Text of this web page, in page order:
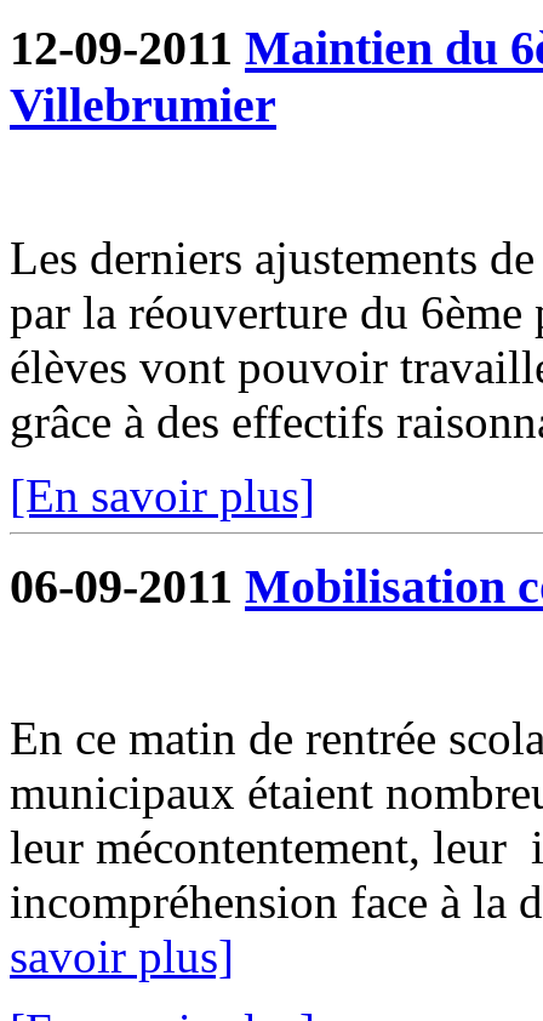
12-09-2011 Maintien du
Villebrumier
Les derniers ajustements
par la réouverture du 6ème
élèves vont pouvoir
grâce à des effectifs
[En savoir plus]
06-09-2011 Mobilisation
En ce matin de rentrée
municipaux étaient
leur mécontentement, leur
incompréhension face à la
savoir plus]